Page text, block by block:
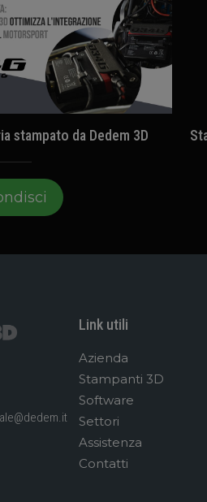
stampato da Dedem 3D
Link utili
Azienda
Stampanti 3D
Software
Settori
Assistenza
Contatti